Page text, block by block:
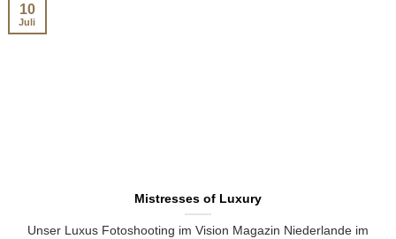
Mistresses of Luxury
Unser Luxus Fotoshooting im Vision Magazin Niederlande im
10
Juli